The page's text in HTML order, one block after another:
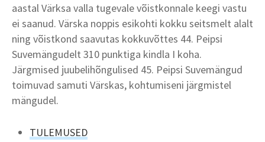
aastal Värksa valla tugevale võistkonnale keegi vastu
ei saanud. Värska noppis esikohti kokku seitsmelt alalt
ning võistkond saavutas kokkuvõttes 44. Peipsi
Suvemängudelt 310 punktiga kindla I koha.
Järgmised juubelihõngulised 45. Peipsi Suvemängud
toimuvad samuti Värskas, kohtumiseni järgmistel
mängudel.
TULEMUSED